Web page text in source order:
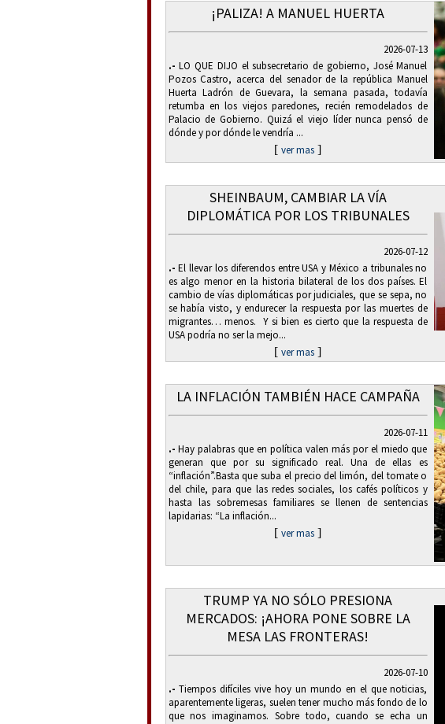
¡PALIZA! A MANUEL HUERTA
2026-07-13
.- LO QUE DIJO el subsecretario de gobierno, José Manuel
Pozos Castro, acerca del senador de la república Manuel
Huerta Ladrón de Guevara, la semana pasada, todavía
retumba en los viejos paredones, recién remodelados de
Palacio de Gobierno. Quizá el viejo líder nunca pensó de
dónde y por dónde le vendría ...
[ ver mas ]
SHEINBAUM, CAMBIAR LA VÍA
DIPLOMÁTICA POR LOS TRIBUNALES
2026-07-12
.- El llevar los diferendos entre USA y México a tribunales no
es algo menor en la historia bilateral de los dos países. El
cambio de vías diplomáticas por judiciales, que se sepa, no
se había visto, y endurecer la respuesta por las muertes de
migrantes… menos. Y si bien es cierto que la respuesta de
USA podría no ser la mejo...
[ ver mas ]
LA INFLACIÓN TAMBIÉN HACE CAMPAÑA
2026-07-11
.- Hay palabras que en política valen más por el miedo que
generan que por su significado real. Una de ellas es
“inflación”.Basta que suba el precio del limón, del tomate o
del chile, para que las redes sociales, los cafés políticos y
hasta las sobremesas familiares se llenen de sentencias
lapidarias: “La inflación...
[ ver mas ]
TRUMP YA NO SÓLO PRESIONA
MERCADOS: ¡AHORA PONE SOBRE LA
MESA LAS FRONTERAS!
2026-07-10
.- Tiempos difíciles vive hoy un mundo en el que noticias,
aparentemente ligeras, suelen tener mucho más fondo de lo
que nos imaginamos. Sobre todo, cuando se echa un